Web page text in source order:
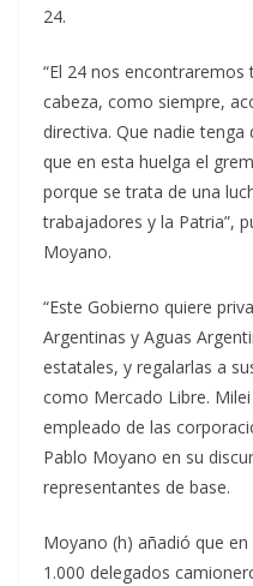
24.
“El 24 nos
cabeza, como siempre,
directiva. Que nadie
que en esta huelga el
porque se trata de una
trabajadores y la Patria”,
Moyano.
“Este Gobierno quiere
Argentinas y Aguas
estatales, y regalarlas a
como Mercado Libre.
empleado de las
Pablo Moyano en su
representantes de base.
Moyano (h) añadió que
1.000 delegados